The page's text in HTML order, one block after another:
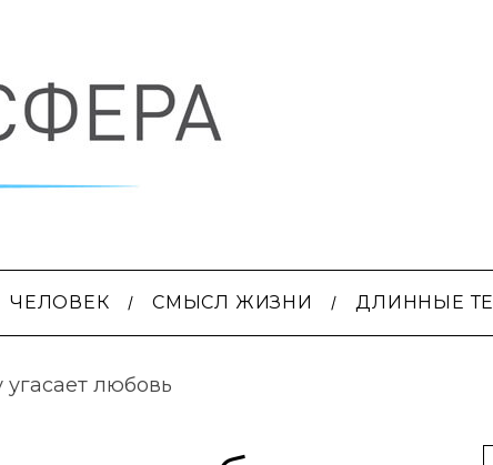
ЧЕЛОВЕК СМЫСЛ ЖИЗНИ ДЛИННЫЕ
любовь